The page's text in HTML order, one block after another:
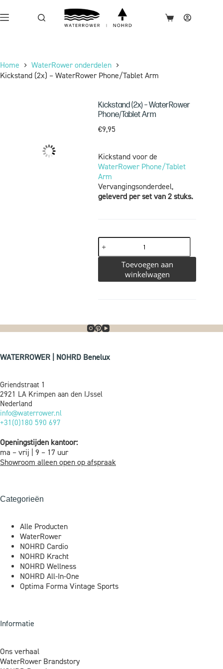
Home
WaterRower onderdelen
Kickstand (2x) – WaterRower Phone/Tablet Arm
Kickstand (2x) – WaterRower
Phone/Tablet Arm
€9,95
Kickstand voor de
WaterRower Phone/Tablet
Arm
Vervangingsonderdeel,
geleverd per set van 2 stuks.
Toevoegen aan
winkelwagen
WATERROWER | NOHRD Benelux
Griendstraat 1
2921 LA Krimpen aan den IJssel
Nederland
info@waterrower.nl
+31(0)180 590 697
Openingstijden kantoor:
ma – vrij | 9 – 17 uur
Showroom alleen open op afspraak
Categorieën
Alle Producten
WaterRower
NOHRD Cardio
NOHRD Kracht
NOHRD Wellness
NOHRD All-In-One
Optima Forma Vintage Sports
Informatie
Ons verhaal
WaterRower Brandstory